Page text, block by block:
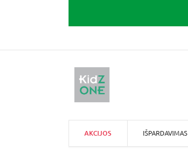
AKCIJOS IŠPARDAVIMAS